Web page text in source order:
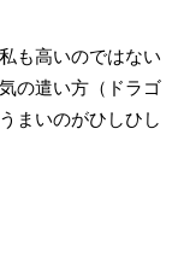
も高いのではない
の遣い方（ドラゴ
まいのがひしひし